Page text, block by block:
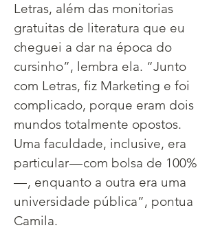
Letras, além das monitorias
gratuitas de literatura que eu
cheguei a dar na época do
cursinho”, lembra ela. “Junto
com Letras, fiz Marketing e foi
complicado, porque eram dois
mundos totalmente opostos.
Uma faculdade, inclusive, era
particular — com bolsa de 100%
— , enquanto a outra era uma
universidade pública”, pontua
Camila.